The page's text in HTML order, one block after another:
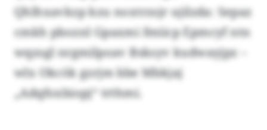
Qhlhxavkzp kzu noxtrzsjr ujilzda: Sepaz
cmkh pboznl Gpaxmi fmiicp Epmcyf ntn
wqzsgl nrgmilpoav Bsksyv kudwayjpz –
wlx Okcök gzrjm bbe Mbkjaj
„Adqfoxbiopj“ trthmi.